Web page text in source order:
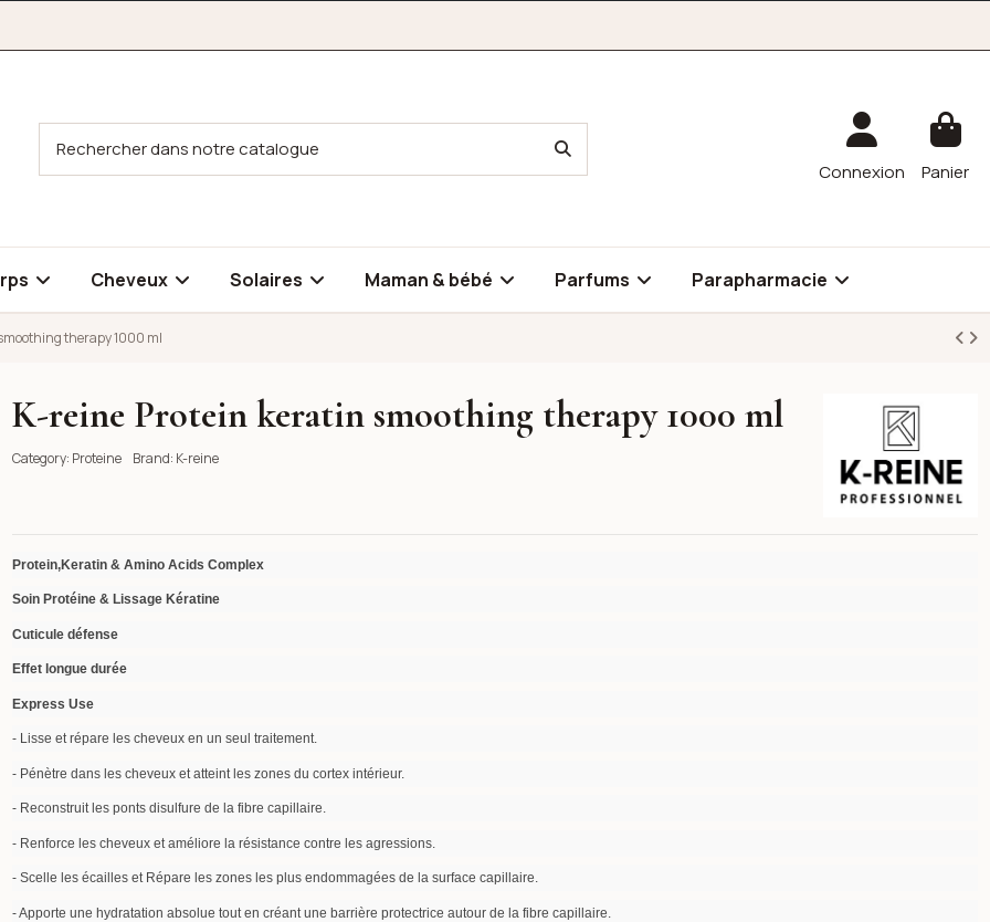
Connexion Panier
Cheveux Solaires Maman & bébé Parfums Parapharmacie
therapy 1000 ml
therapy 1000 ml
K-reine Protein keratin smoothing therapy 1000 ml
Category: Proteine Brand: K-reine
Protein,Keratin & Amino AcidsComplex
Soin Protéine & Lissage Kératine
Cuticule défense
Effet longue durée
Express Use
- Lisse et répare les cheveux en un seul traitement.
- Pénètre dans les cheveux et atteint les zones du cortex intérieur.
- Reconstruit les ponts disulfure de la fibre capillaire.
- Renforce les cheveux et améliore la résistance contre les agressions.
- Scelle les écailles et Répare les zones les plus endommagées de la surface capillaire.
- Apporte une hydratation absolue tout en créant une barrière protectrice autour de la fibre capillaire.